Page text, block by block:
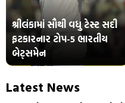
શ્રીલંકામાં સૌથી વધુ ટેસ્ટ સદી
ફટકારનાર ટોપ-5 ભારતીય
બેટ્સમેન
Latest News